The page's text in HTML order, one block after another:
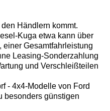
Händlern kommt.
Kuga etwa kann über
einer Gesamtfahrleistung
Leasing-Sonderzahlung
und Verschleißteilen
- 4x4-Modelle von Ford
besonders günstigen